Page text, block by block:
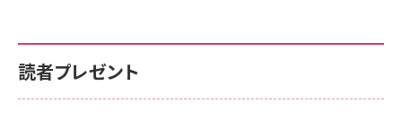
読者プレゼント